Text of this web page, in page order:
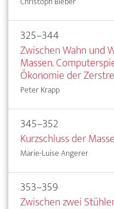
325–344
Zwischen Wahn und
Massen.
Ökonomie der
Peter Krapp
345–352
Kurzschluss der
Marie-Luise Angerer
353–359
Zwischen zwei